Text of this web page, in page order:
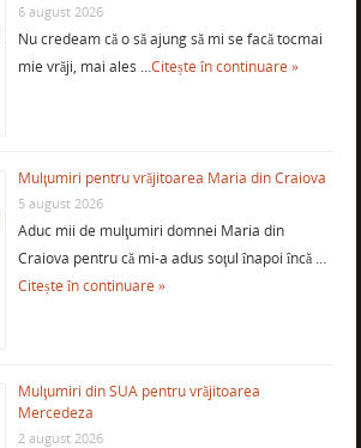
6 august 2026
Nu credeam că o să ajung să mi se facă tocmai
mie vrăji, mai ales …Citește în continuare »
Mulţumiri pentru vrăjitoarea Maria din Craiova
5 august 2026
Aduc mii de mulţumiri domnei Maria din
Craiova pentru că mi-a adus soţul înapoi încă …
Citește în continuare »
Mulţumiri din SUA pentru vrăjitoarea
Mercedeza
2 august 2026